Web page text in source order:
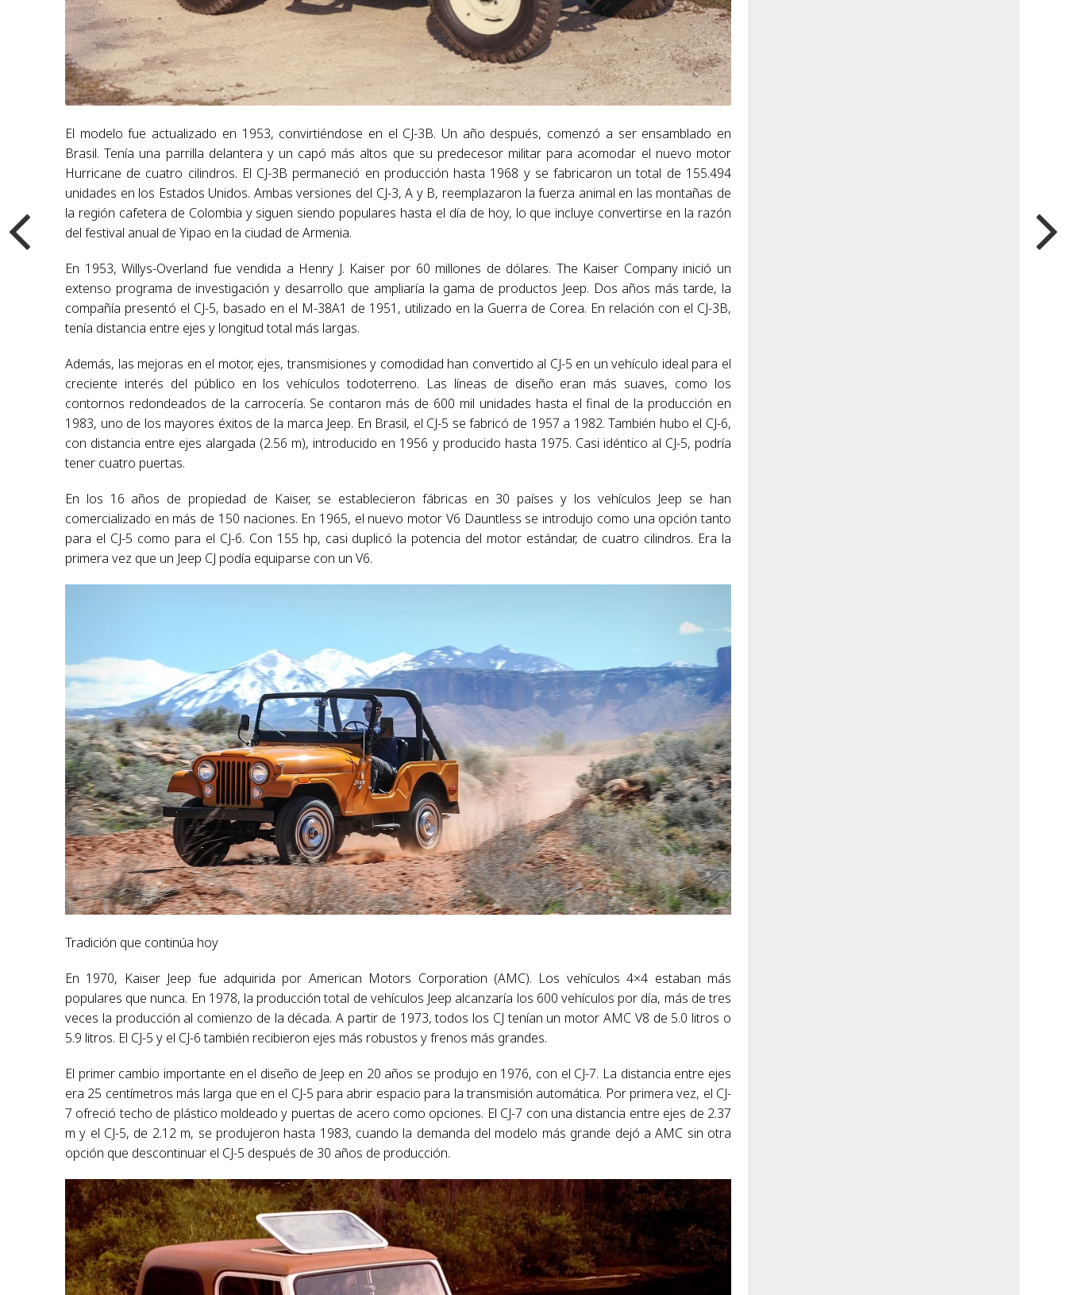
El modelo fue actualizado en 1953, convirtiéndose en el CJ-3B. Un año después, comenzó a ser ensamblado en
Brasil. Tenía una parrilla delantera y un capó más altos que su predecesor militar para acomodar el nuevo motor
Hurricane de cuatro cilindros. El CJ-3B permaneció en producción hasta 1968 y se fabricaron un total de 155.494
unidades en los Estados Unidos. Ambas versiones del CJ-3, A y B, reemplazaron la fuerza animal en las montañas de
la región cafetera de Colombia y siguen siendo populares hasta el día de hoy, lo que incluye convertirse en la razón
del festival anual de Yipao en la ciudad de Armenia.
En 1953, Willys-Overland fue vendida a Henry J. Kaiser por 60 millones de dólares. The Kaiser Company inició un
extenso programa de investigación y desarrollo que ampliaría la gama de productos Jeep. Dos años más tarde, la
compañía presentó el CJ-5, basado en el M-38A1 de 1951, utilizado en la Guerra de Corea. En relación con el CJ-3B,
tenía distancia entre ejes y longitud total más largas.
Además, las mejoras en el motor, ejes, transmisiones y comodidad han convertido al CJ-5 en un vehículo ideal para el
creciente interés del público en los vehículos todoterreno. Las líneas de diseño eran más suaves, como los
contornos redondeados de la carrocería. Se contaron más de 600 mil unidades hasta el final de la producción en
1983, uno de los mayores éxitos de la marca Jeep. En Brasil, el CJ-5 se fabricó de 1957 a 1982. También hubo el CJ-6,
con distancia entre ejes alargada (2.56 m), introducido en 1956 y producido hasta 1975. Casi idéntico al CJ-5, podría
tener cuatro puertas.
En los 16 años de propiedad de Kaiser, se establecieron fábricas en 30 países y los vehículos Jeep se han
comercializado en más de 150 naciones. En 1965, el nuevo motor V6 Dauntless se introdujo como una opción tanto
para el CJ-5 como para el CJ-6. Con 155 hp, casi duplicó la potencia del motor estándar, de cuatro cilindros. Era la
primera vez que un Jeep CJ podía equiparse con un V6.
Tradición que continúa hoy
En 1970, Kaiser Jeep fue adquirida por American Motors Corporation (AMC). Los vehículos 4×4 estaban más
populares que nunca. En 1978, la producción total de vehículos Jeep alcanzaría los 600 vehículos por día, más de tres
veces la producción al comienzo de la década. A partir de 1973, todos los CJ tenían un motor AMC V8 de 5.0 litros o
5.9 litros. El CJ-5 y el CJ-6 también recibieron ejes más robustos y frenos más grandes.
El primer cambio importante en el diseño de Jeep en 20 años se produjo en 1976, con el CJ-7. La distancia entre ejes
era 25 centímetros más larga que en el CJ-5 para abrir espacio para la transmisión automática. Por primera vez, el CJ-
7 ofreció techo de plástico moldeado y puertas de acero como opciones. El CJ-7 con una distancia entre ejes de 2.37
m y el CJ-5, de 2.12 m, se produjeron hasta 1983, cuando la demanda del modelo más grande dejó a AMC sin otra
opción que descontinuar el CJ-5 después de 30 años de producción.